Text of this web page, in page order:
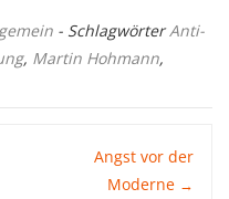
- SchlagwörterAnti-
, Martin Hohmann,
Angst vor der
Moderne →